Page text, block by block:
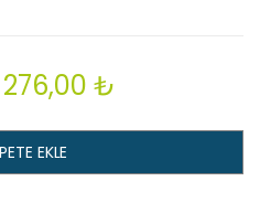
276,00 ₺
EKLE